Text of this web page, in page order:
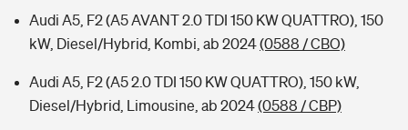
Audi A5, F2 (A5 AVANT 2.0 TDI 150 KW QUATTRO), 150
kW, Diesel/Hybrid, Kombi, ab 2024(0588 / CBO)
Audi A5, F2 (A5 2.0 TDI 150 KW QUATTRO), 150 kW,
Diesel/Hybrid, Limousine, ab 2024(0588 / CBP)